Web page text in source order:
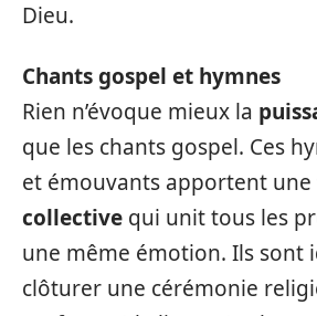
Dieu.
Chants gospel et hymnes
Rien n’évoque mieux la
que les chants gospel. Ces
et émouvants apportent une
collective qui unit tous les
une même émotion. Ils sont
clôturer une cérémonie